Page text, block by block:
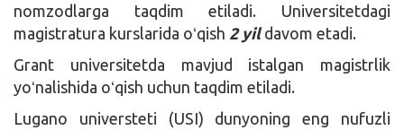
nomzodlarga taqdim etiladi. Universitetdagi
magistratura kurslarida oʻqish 2 yil davom etadi.
Grant universitetda mavjud istalgan magistrlik
yoʻnalishida oʻqish uchun taqdim etiladi.
Lugano universteti (USI) dunyoning eng nufuzli